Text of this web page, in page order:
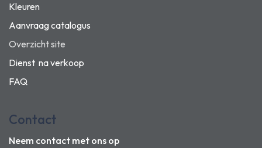
Kleuren
Aanvraag catalogus
Overzicht site
Dienst na verkoop
FAQ
Contact
Neem contact met ons op